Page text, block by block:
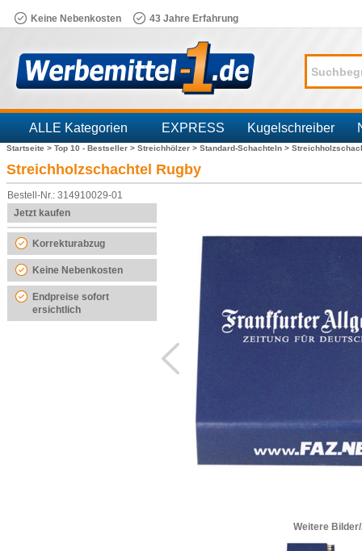
Keine Nebenkosten 43 Jahre Erfahrung
ALLE Kategorien EXPRESS Kugelschreiber
Branchen
Startseite > Top 10 - Bestseller > Streichhölzer > Standard-Schachteln >
Streichholzschachtel Rugby
Bestell-Nr.: 314910029-01
Jetzt kaufen
Korrekturabzug
Keine Nebenkosten
Endpreise sofort
ersichtlich
Weitere